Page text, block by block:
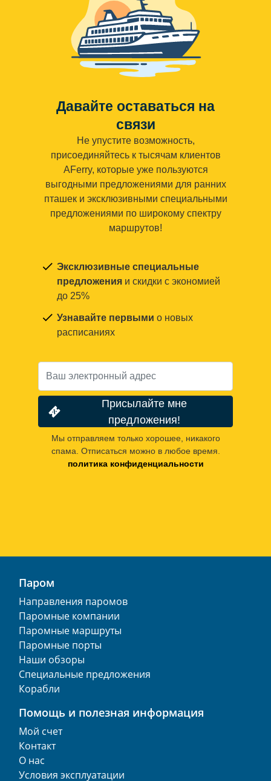
Давайте оставаться на
связи
Не упустите возможность,
присоединяйтесь к тысячам клиентов
AFerry, которые уже пользуются
выгодными предложениями для ранних
пташек и эксклюзивными специальными
предложениями по широкому спектру
маршрутов!
Эксклюзивные специальные
предложения и скидки с экономией
до 25%
Узнавайте первыми о новых
расписаниях
Присылайте мне
предложения!
Мы отправляем только хорошее, никакого
спама. Отписаться можно в любое время.
политика конфиденциальности
Паром
Направления паромов
Паромные компании
Паромные маршруты
Паромные порты
Наши обзоры
Специальные предложения
Корабли
Помощь и полезная информация
Мой счет
Контакт
О нас
Условия эксплуатации